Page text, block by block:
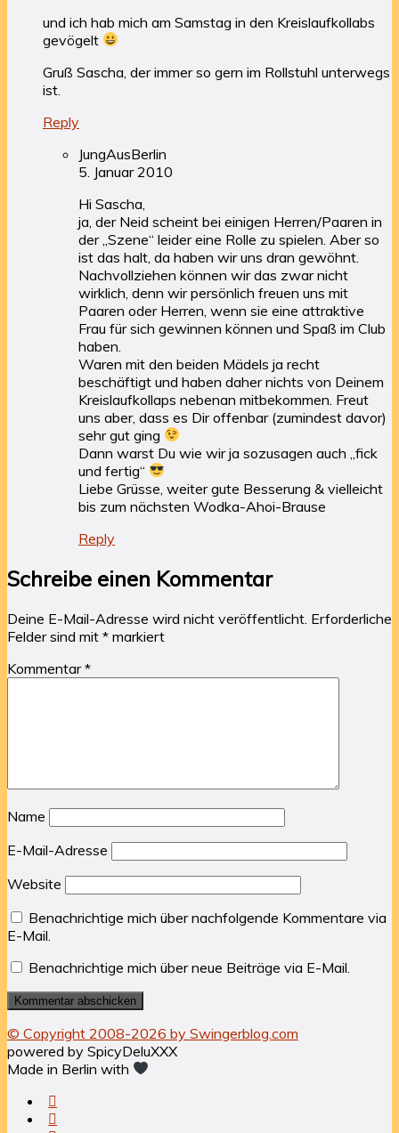
und ich hab mich am Samstag in den Kreislaufkollabs
gevögelt
Gruß Sascha, der immer so gern im Rollstuhl unterwegs
ist.
Reply
JungAusBerlin
5. Januar 2010
Hi Sascha,
ja, der Neid scheint bei einigen Herren/Paaren in
der „Szene“ leider eine Rolle zu spielen. Aber so
ist das halt, da haben wir uns dran gewöhnt.
Nachvollziehen können wir das zwar nicht
wirklich, denn wir persönlich freuen uns mit
Paaren oder Herren, wenn sie eine attraktive
Frau für sich gewinnen können und Spaß im Club
haben.
Waren mit den beiden Mädels ja recht
beschäftigt und haben daher nichts von Deinem
Kreislaufkollaps nebenan mitbekommen. Freut
uns aber, dass es Dir offenbar (zumindest davor)
sehr gut ging
Dann warst Du wie wir ja sozusagen auch „fick
und fertig“
Liebe Grüsse, weiter gute Besserung & vielleicht
bis zum nächsten Wodka-Ahoi-Brause
Reply
Schreibe einen Kommentar
Deine E-Mail-Adresse wird nicht veröffentlicht. Erforderliche
Felder sind mit * markiert
Kommentar*
Name
E-Mail-Adresse
Website
Benachrichtige mich über nachfolgende Kommentare via
E-Mail.
Benachrichtige mich über neue Beiträge via E-Mail.
© Copyright 2008-2026 by Swingerblog.com
powered by SpicyDeluXXX
Made in Berlin with